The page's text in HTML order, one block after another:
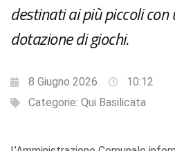
destinati ai più piccoli con
dotazione di giochi.
8 Giugno 2026
10:12
Categorie: Qui Basilicata